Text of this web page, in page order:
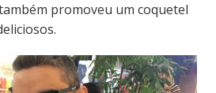
promoveu um coquetel